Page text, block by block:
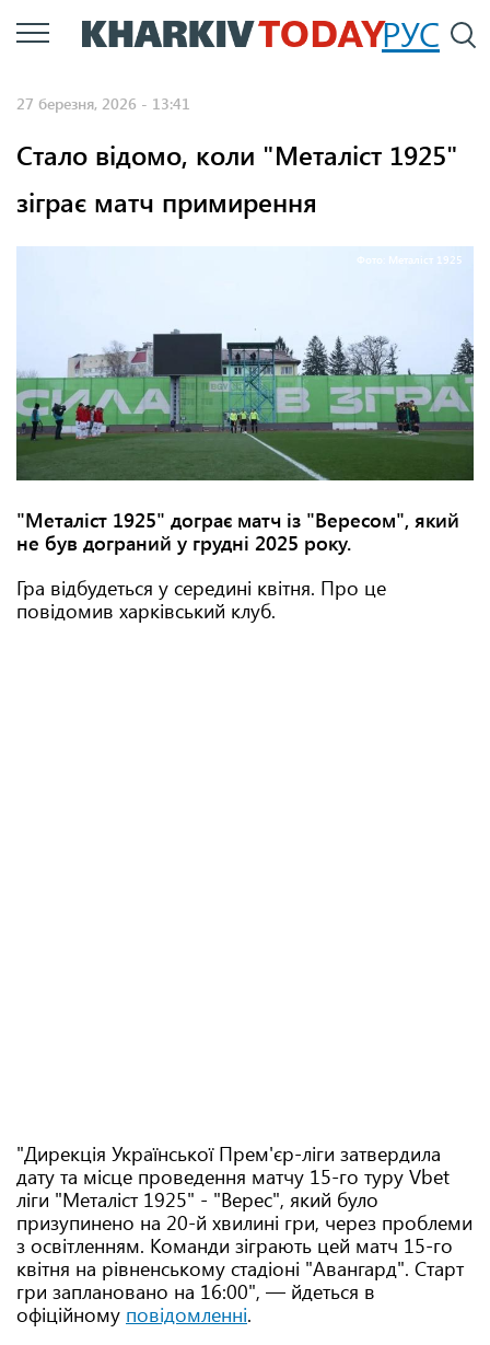
Перейти
до
РУС
27 березня, 2026 - 13:41
Стало відомо, коли "Металіст 1925"
зіграє матч примирення
Фото: Металіст 1925
"Металіст 1925" дограє матч із "Вересом", який
не був дограний у грудні 2025 року.
Гра відбудеться у середині квітня. Про це
повідомив харківський клуб.
"Дирекція Української Прем'єр-ліги затвердила
дату та місце проведення матчу 15-го туру Vbet
ліги "Металіст 1925" - "Верес", який було
призупинено на 20-й хвилині гри, через проблеми
з освітленням. Команди зіграють цей матч 15-го
квітня на рівненському стадіоні "Авангард". Старт
гри заплановано на 16:00", — йдеться в
офіційному повідомленні.